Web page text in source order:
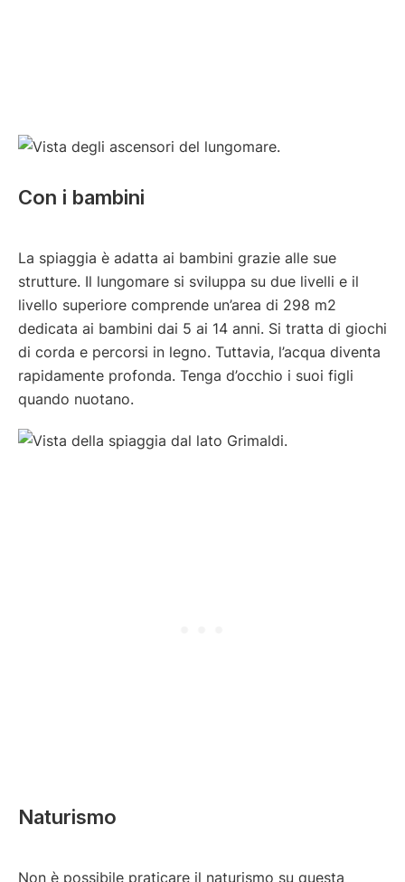
Con i bambini
La spiaggia è adatta ai bambini grazie alle sue
strutture. Il lungomare si sviluppa su due livelli e il
livello superiore comprende un’area di 298 m2
dedicata ai bambini dai 5 ai 14 anni. Si tratta di giochi
di corda e percorsi in legno. Tuttavia, l’acqua diventa
rapidamente profonda. Tenga d’occhio i suoi figli
quando nuotano.
Naturismo
Non è possibile praticare il naturismo su questa